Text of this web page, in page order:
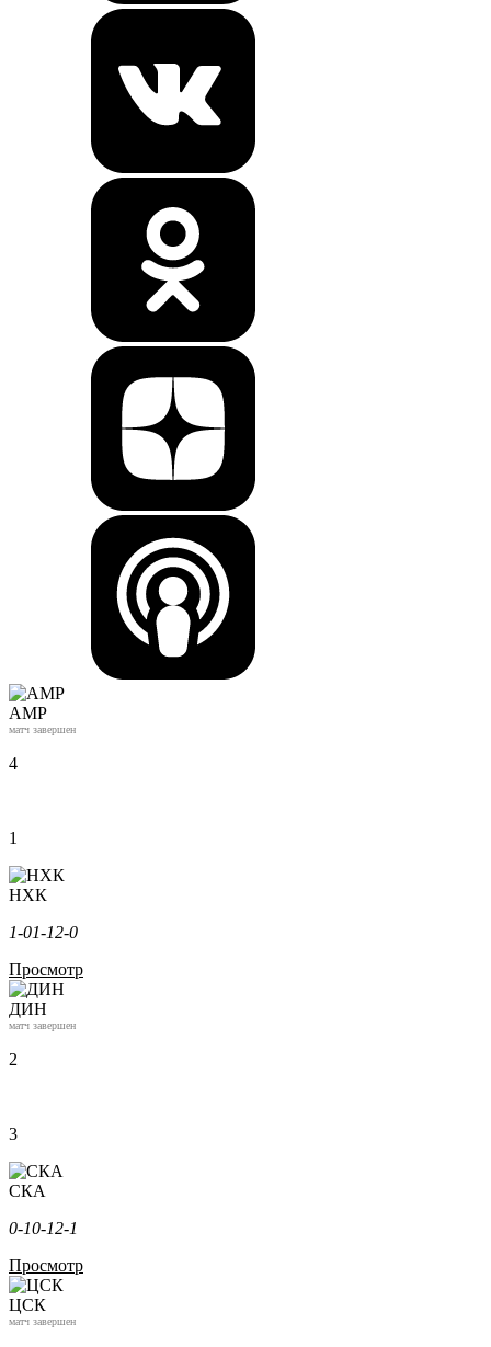
АМР
матч завершен
4
1
НХК
1-01-12-0
Просмотр
ДИН
матч завершен
2
3
СКА
0-10-12-1
Просмотр
ЦСК
матч завершен